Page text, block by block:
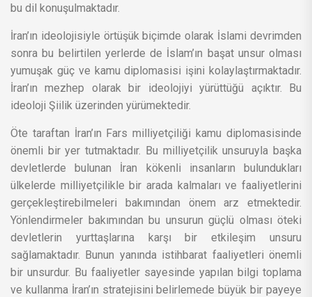
bu dil konuşulmaktadır.
İran’ın ideolojisiyle örtüşük biçimde olarak İslami devrimden
sonra bu belirtilen yerlerde de İslam’ın başat unsur olması
yumuşak güç ve kamu diplomasisi işini kolaylaştırmaktadır.
İran’ın mezhep olarak bir ideolojiyi yürüttüğü açıktır. Bu
ideoloji Şiilik üzerinden yürümektedir.
Öte taraftan İran’ın Fars milliyetçiliği kamu diplomasisinde
önemli bir yer tutmaktadır. Bu milliyetçilik unsuruyla başka
devletlerde bulunan İran kökenli insanların bulundukları
ülkelerde milliyetçilikle bir arada kalmaları ve faaliyetlerini
gerçekleştirebilmeleri bakımından önem arz etmektedir.
Yönlendirmeler bakımından bu unsurun güçlü olması öteki
devletlerin yurttaşlarına karşı bir etkileşim unsuru
sağlamaktadır. Bunun yanında istihbarat faaliyetleri önemli
bir unsurdur. Bu faaliyetler sayesinde yapılan bilgi toplama
ve kullanma İran’ın stratejisini belirlemede büyük bir payeye